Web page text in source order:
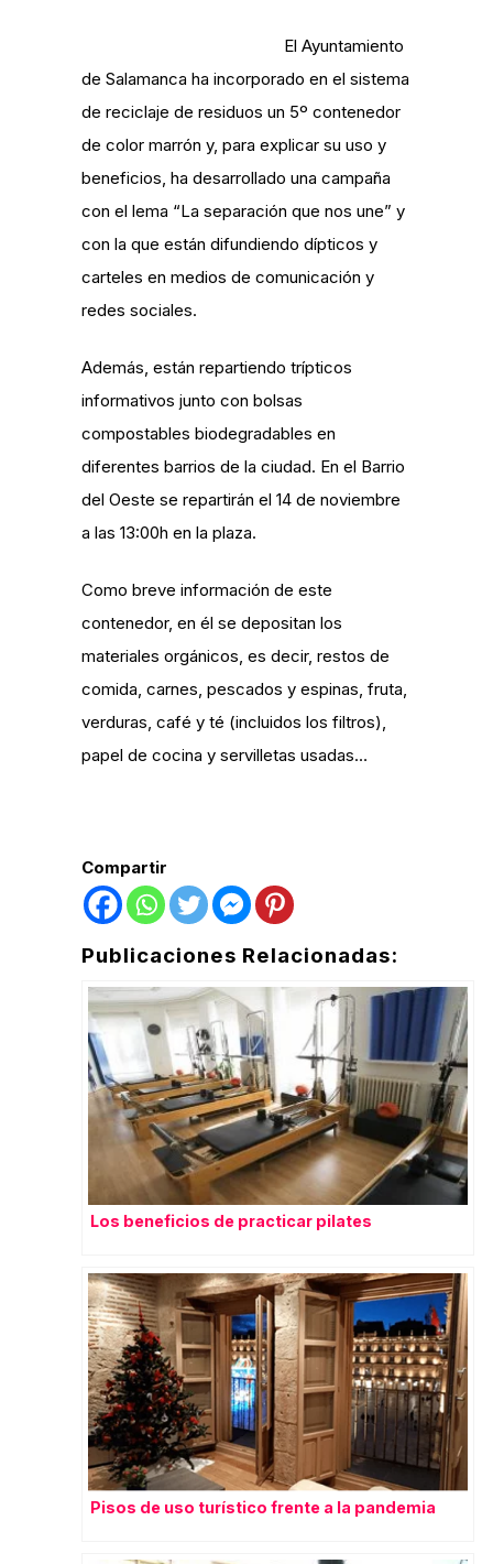
El Ayuntamiento
de Salamanca ha incorporado en el sistema
de reciclaje de residuos un 5º contenedor
de color marrón y, para explicar su uso y
beneficios, ha desarrollado una campaña
con el lema “La separación que nos une” y
con la que están difundiendo dípticos y
carteles en medios de comunicación y
redes sociales.
Además, están repartiendo trípticos
informativos junto con bolsas
compostables biodegradables en
diferentes barrios de la ciudad. En el Barrio
del Oeste se repartirán el 14 de noviembre
a las 13:00h en la plaza.
Como breve información de este
contenedor, en él se depositan los
materiales orgánicos, es decir, restos de
comida, carnes, pescados y espinas, fruta,
verduras, café y té (incluidos los filtros),
papel de cocina y servilletas usadas…
Compartir
Publicaciones Relacionadas:
Los beneficios de practicar pilates
Pisos de uso turístico frente a la pandemia